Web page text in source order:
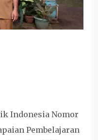
Indonesia Nomor
Pembelajaran